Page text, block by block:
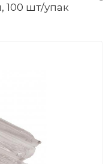
100 шт/упак